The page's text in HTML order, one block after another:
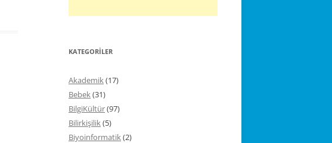
KATEGORILER
Akademik(17)
Bebek(31)
BilgiKültür(97)
Bilirkişilik(5)
Biyoinformatik(2)